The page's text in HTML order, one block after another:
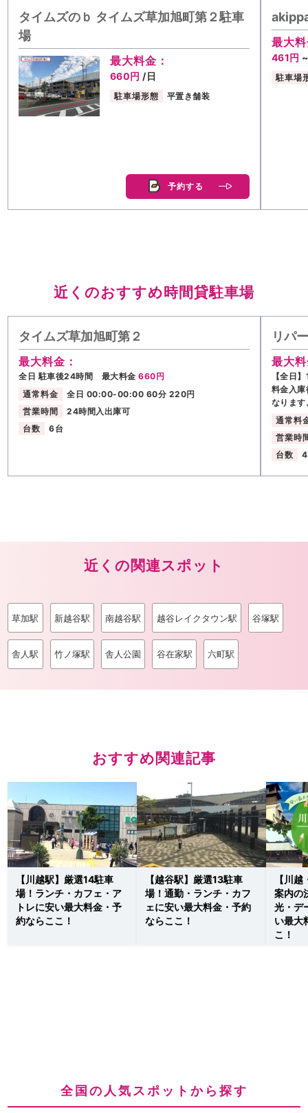
タイムズのｂ タイムズ草加旭町第２駐車
場
最大料金：
660円 /日
駐車場形態 平置き舗装
予約する
最大
461円
駐車場
近くのおすすめ時間貸駐車場
タイムズ草加旭町第２
最大料金：
全日 駐車後24時間 最大料金660円
通常料金
全日 00:00-00:00 60分 220円
営業時間
24時間入出庫可
台数
6台
リパ
最大
【全日
料金入
なります
通常料
営業時
台数
近くの関連スポット
草加駅 新越谷駅 南越谷駅 越谷レイクタウン駅 谷塚駅
舎人駅 竹ノ塚駅 舎人公園 谷在家駅 六町駅
おすすめ関連記事
【川越駅】厳選14駐車
場！ランチ・カフェ・ア
トレに安い最大料金・予
約ならここ！
【越谷駅】厳選13駐車
場！通勤・ランチ・カフ
ェに安い最大料金・予約
ならここ！
【川
案内の
光・デ
い最大
こ！
全国の人気スポットから探す